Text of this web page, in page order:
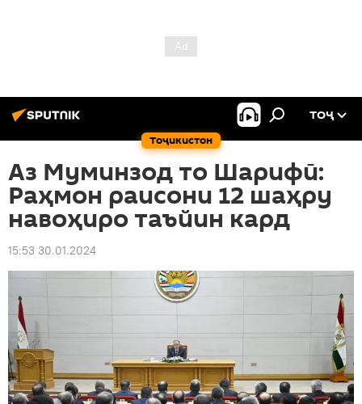
Тоҷикистон
ТОҶ
Аз Муминзод то Шарифӣ:
Раҳмон раисони 12 шаҳру
навоҳиро таъйин кард
15:53 30.01.2024